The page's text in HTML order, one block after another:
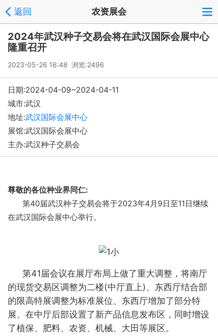
返回 农资展会
2024年武汉种子交易会将在武汉国际会展中心
隆重召开
2023-05-26 16:48 浏览:2496
日期:2024-04-09~2024-04-11
城市:武汉
地址:武汉国际会展中心
展馆:武汉国际会展中心
主办:武汉种子交易会
尊敬的各位种业界同仁:
第40届武汉种子交易会将于2023年4月9日至11日继续
在武汉国际会展中心举行。
第41届会议在展厅布局上做了重大调整，将南厅
的现货交易区调整为二楼(中厅直上)、东西厅结合部
的限高特展调整为标准展位、东西厅增加了部分特
展、在中厅后部设置了新产品信息发布区，同时增设
了植保、肥料、农资、机械、大田等展区。